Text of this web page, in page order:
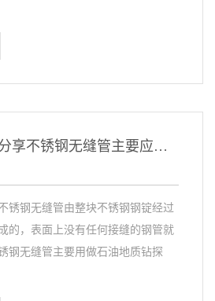
不锈钢焊管厂家分享不锈钢无缝管主要应用在哪些地方?
锈钢无缝管由整块不锈钢钢锭经过
的，表面上没有任何接缝的钢管就
钢无缝管主要用做石油地质钻探